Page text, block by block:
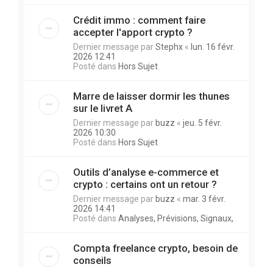
Crédit immo : comment faire
accepter l'apport crypto ?
Dernier message parStephx « lun. 16 févr.
2026 12:41
Posté dans Hors Sujet
Marre de laisser dormir les thunes
sur le livret A
Dernier message parbuzz « jeu. 5 févr.
2026 10:30
Posté dans Hors Sujet
Outils d’analyse e-commerce et
crypto : certains ont un retour ?
Dernier message parbuzz « mar. 3 févr.
2026 14:41
Posté dans Analyses, Prévisions, Signaux,
Compta freelance crypto, besoin de
conseils